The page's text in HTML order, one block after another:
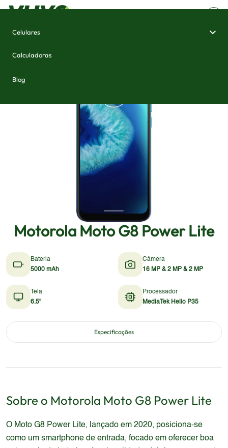
Celulares
Calculadoras
Blog
Motorola Moto G8 Power Lite
Bateria
5000 mAh
Câmera
16 MP & 2 MP & 2 MP
Tela
6.5"
Processador
MediaTek Helio P35
Especificações
Sobre o Motorola Moto G8 Power Lite
O Moto G8 Power Lite, lançado em 2020, posiciona-se
como um smartphone de entrada, focado em oferecer boa